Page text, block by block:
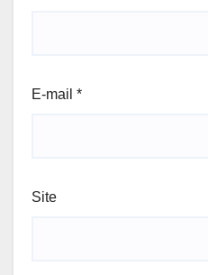
E-mail *
Site